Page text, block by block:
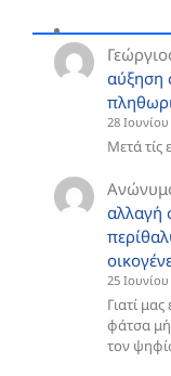
αύξηση
28
Μετά τίς
αλλαγή
25
Γιατί
φάτσα
τον